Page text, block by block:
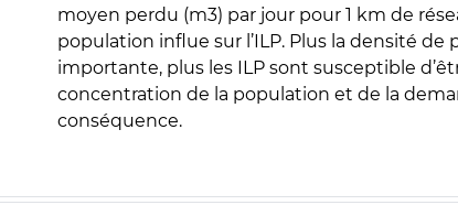
moyen perdu (m3) par jour pour 1 km de
population influe sur l’ILP. Plus la densité de
importante, plus les ILP sont susceptible
concentration de la population et de la
conséquence.